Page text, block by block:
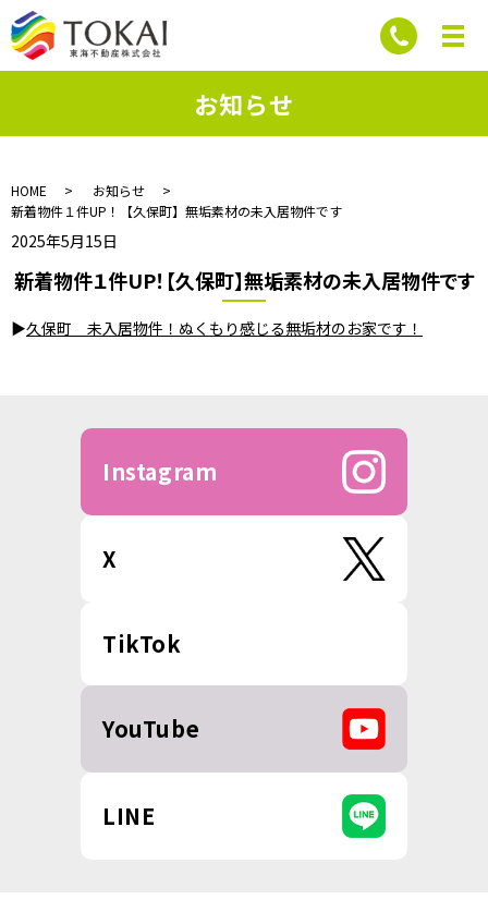
お知らせ
HOME
お知らせ
新着物件１件UP！【久保町】無垢素材の未入居物件です
2025年5月15日
新着物件１件UP！【久保町】無垢素材の未入居物件です
▶久保町 未入居物件！ぬくもり感じる無垢材のお家です！
Instagram
X
TikTok
YouTube
LINE